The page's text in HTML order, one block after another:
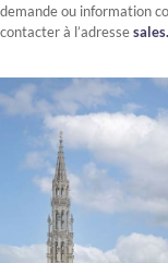
demande ou information
contacter à l’adresse